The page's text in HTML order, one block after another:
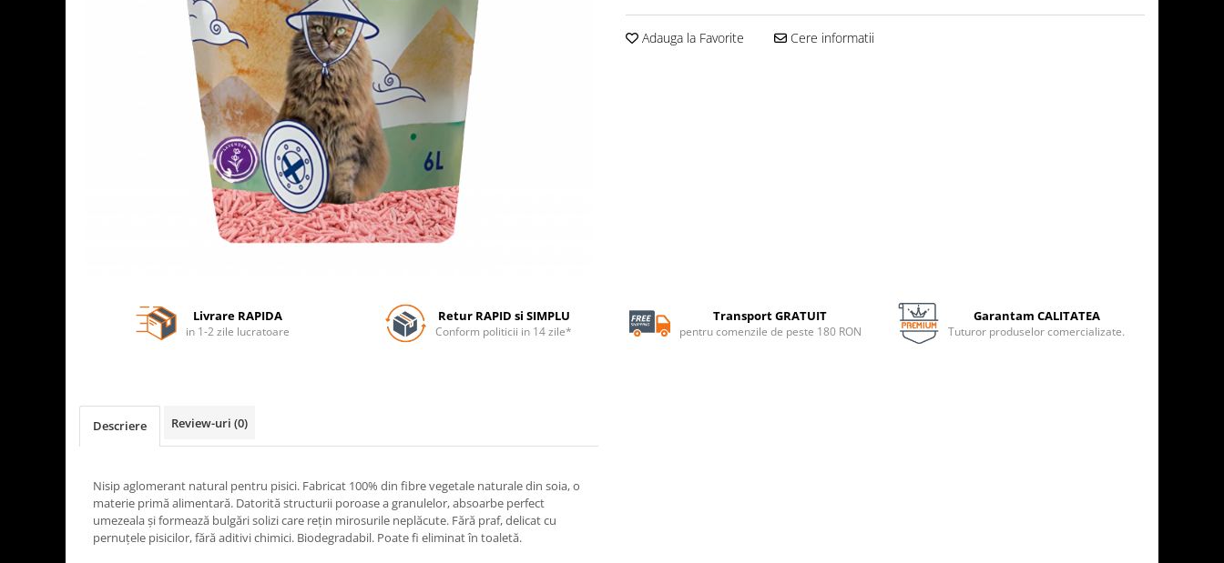
Adauga la Favorite Cere informatii
Livrare RAPIDA
in 1-2 zile lucratoare
Retur RAPID si SIMPLU
Conform politicii in 14 zile*
Transport GRATUIT
pentru comenzile de peste 180 RON
Garantam CALITATEA
Tuturor produselor comercializate.
Descriere Review-uri (0)
Nisip aglomerant natural pentru pisici. Fabricat 100% din fibre vegetale naturale din soia, o
materie primă alimentară. Datorită structurii poroase a granulelor, absoarbe perfect
umezeala și formează bulgări solizi care rețin mirosurile neplăcute. Fără praf, delicat cu
pernuțele pisicilor, fără aditivi chimici. Biodegradabil. Poate fi eliminat în toaletă.